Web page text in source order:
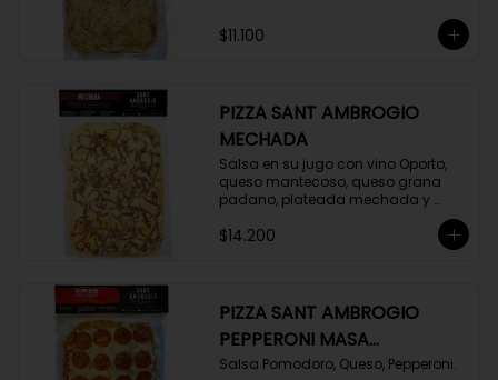
$11.100
PIZZA SANT AMBROGIO
MECHADA
Salsa en su jugo con vino Oporto,
queso mantecoso, queso grana
padano, plateada mechada y
$14.200
PIZZA SANT AMBROGIO
PEPPERONI MASA
FOCACCIA
Salsa Pomodoro, Queso, Pepperoni.